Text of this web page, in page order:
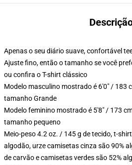
Apenas o seu diário suave, confortável
Ajuste fino, então o tamanho se você
ou confira o T-shirt clássico
Modelo masculino mostrado é 6'0" / 183
tamanho Grande
Modelo feminino mostrado é 5'8" / 173
tamanho pequeno
Meio-peso 4.2 oz. / 145 g de tecido, t-
algodão, urze camisetas cinza são 90%
de carvão e camisetas verdes são 52%